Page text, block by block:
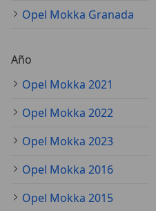
Opel Mokka Granada
Año
Opel Mokka 2021
Opel Mokka 2022
Opel Mokka 2023
Opel Mokka 2016
Opel Mokka 2015